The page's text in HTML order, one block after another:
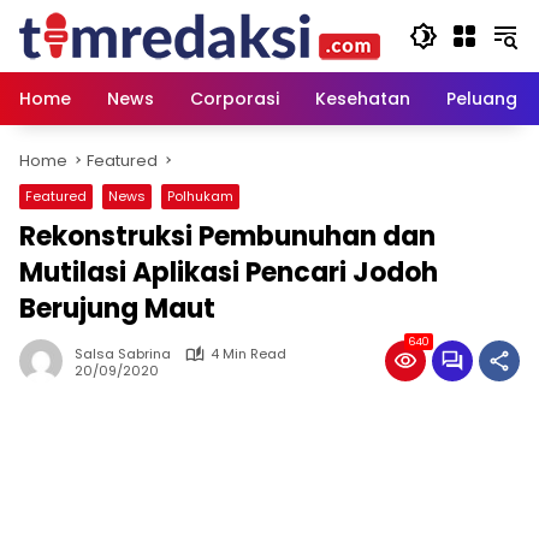
content
Home
News Corporasi Kesehatan Peluang
Home Featured
Featured News Polhukam
Rekonstruksi Pembunuhan dan
Mutilasi Aplikasi Pencari Jodoh
Berujung Maut
Salsa Sabrina
4 Min Read
20/09/2020
640